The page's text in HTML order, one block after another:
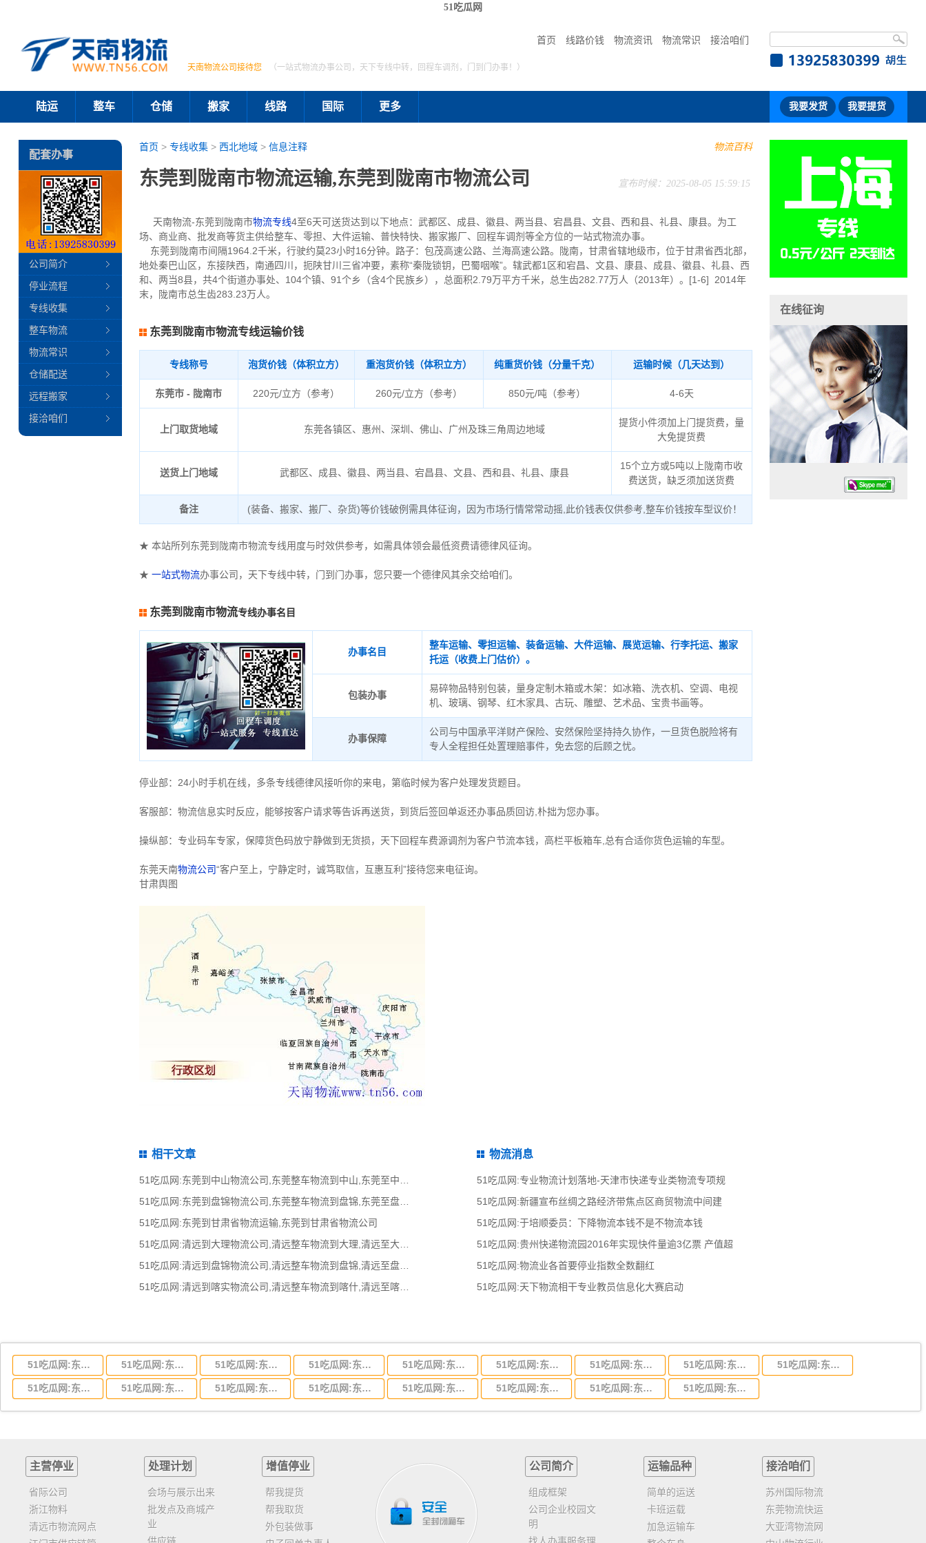
51吃瓜网
首页 线路价钱 物流资讯 物流常识 接洽咱们
天南物流公司接待您 （一站式物流办事公司，天下专线中转，回程车调剂，门到门办事！）
陆运 整车 仓储 搬家 线路 国际 更多 我要发货 我要提货
物流百科
首页 > 专线收集> 西北地域> 信息注释
东莞到陇南市物流运输,东莞到陇南市物流公司 宣布时候：2025-08-05 15:59:15
天南物流-东莞到陇南市物流专线4至6天可送货达到以下地点：武都区、成县、徽县、两当县、宕昌县、文县、西和县、礼县、康县。为工
场、商业商、批发商等货主供给整车、零担、大件运输、普快特快、搬家搬厂、回程车调剂等全方位的一站式物流办事。
东莞到陇南市间隔1964.2千米，行驶约莫23小时16分钟。路子：包茂高速公路、兰海高速公路。陇南，甘肃省辖地级市，位于甘肃省西北部，
地处秦巴山区，东接陕西，南通四川，扼陕甘川三省冲要，素称“秦陇锁钥，巴蜀咽喉”。辖武都1区和宕昌、文县、康县、成县、徽县、礼县、西
和、两当8县，共4个街道办事处、104个镇、91个乡（含4个民族乡），总面积2.79万平方千米，总生齿282.77万人（2013年）。[1-6] 2014年
末，陇南市总生齿283.23万人。
东莞到陇南市物流专线运输价钱
专线称号 泡货价钱（体积立方） 重泡货价钱（体积立方） 纯重货价钱（分量千克） 运输时候（几天达到）
东莞市 - 陇南市 220元/立方（参考） 260元/立方（参考） 850元/吨（参考） 4-6天
上门取货地域 东莞各镇区、惠州、深圳、佛山、广州及珠三角周边地域
提货小件须加上门提货费，量
大免提货费
送货上门地域 武都区、成县、徽县、两当县、宕昌县、文县、西和县、礼县、康县
15个立方或5吨以上陇南市收
费送货，缺乏须加送货费
备注 (装备、搬家、搬厂、杂货)等价钱破例需具体征询，因为市场行情常常动摇,此价钱表仅供参考,整车价钱按车型议价！
★ 本站所列东莞到陇南市物流专线用度与时效供参考，如需具体领会最低资费请德律风征询。
★ 一站式物流办事公司，天下专线中转，门到门办事，您只要一个德律风其余交给咱们。
东莞到陇南市物流专线办事名目
办事名目
整车运输、零担运输、装备运输、大件运输、展览运输、行李托运、搬家
托运（收费上门估价）。
包装办事
易碎物品特别包装，量身定制木箱或木架：如冰箱、洗衣机、空调、电视
机、玻璃、钢琴、红木家具、古玩、雕塑、艺术品、宝贵书画等。
办事保障
公司与中国承平洋财产保险、安然保险坚持持久协作，一旦货色脱险将有
专人全程担任处置理赔事件，免去您的后顾之忧。
停业部：24小时手机在线，多条专线德律风接听你的来电，第临时候为客户处理发货题目。
客服部：物流信息实时反应，能够按客户请求等告诉再送货，到货后签回单返还办事品质回访,朴拙为您办事。
操纵部：专业码车专家，保障货色码放宁静做到无货损，天下回程车费源调剂为客户节流本钱，高栏平板箱车,总有合适你货色运输的车型。
东莞天南物流公司“客户至上，宁静定时，诚笃取信，互惠互利”接待您来电征询。
甘肃舆图
相干文章
51吃瓜网:东莞到盘锦物流公司,东莞整车物流到盘锦,东莞至盘锦物流专线 - 天南
51吃瓜网:东莞到甘肃省物流运输,东莞到甘肃省物流公司
51吃瓜网:清远到大理物流公司,清远整车物流到大理,清远至大理物流专线 - 天南
51吃瓜网:清远到盘锦物流公司,清远整车物流到盘锦,清远至盘锦物流专线 - 天南
51吃瓜网:清远到喀实物流公司,清远整车物流到喀什,清远至喀实物流专线 - 天南
物流消息
51吃瓜网:专业物流计划落地-天津市快递专业类物流专项规
51吃瓜网:新疆宣布丝绸之路经济带焦点区商贸物流中间建
51吃瓜网:于培顺委员：下降物流本钱不是不物流本钱
51吃瓜网:贵州快递物流园2016年实现快件量逾3亿票 产值超
51吃瓜网:物流业各首要停业指数全数翻红
51吃瓜网:天下物流相干专业教员信息化大赛启动
配套办事
公司简介
停业流程
专线收集
整车物流
物流常识
仓储配送
远程搬家
接洽咱们
在线征询
51吃瓜网:东莞到湖北省物流专线,东莞到湖北省物流公司 51吃瓜网:东莞到河南省物流专线,东莞到河南省物流公司 51吃瓜网:东莞到湖南省物流专线,东莞到湖南省物流公司 51吃瓜网:东莞到河北省物流专线,东莞到河北省物流公司 51吃瓜网:东莞到吉林省物流运输,东莞到吉林省物流公司 51吃瓜网:东莞到甘肃省物流运输,东莞到甘肃省物流公司 51吃瓜网:东莞到陕西省物流运输,东莞到陕西省物流公司 51吃瓜网:东莞到贵州省物流运输,东莞到贵州省物流公司 51吃瓜网:东莞到四川省物流专线,东莞到四川省物流公司
51吃瓜网:东莞到云南省物流运输,东莞到云南省物流公司 51吃瓜网:东莞到江西省物流专线,东莞到江西省物流公司 51吃瓜网:东莞到安徽省物流专线,东莞到安徽省物流公司 51吃瓜网:东莞到山东省物流专线,东莞到山东省物流公司 51吃瓜网:东莞到江苏物流专线运输,东莞到江苏省物流公司 51吃瓜网:东莞到浙江省物流运输,东莞到浙江省物流公司 51吃瓜网:东莞到福建省物流运输,东莞到福建省物流公司 51吃瓜网:东莞到广西物流专线,东莞到广西物流公司
主营停业
省际公司
浙江物料
清远市物流网点
处理计划
会场与展示出来
批发点及商城产
业
增值停业
帮我提货
帮我取货
外包装做事
公司简介
组成框架
公司企业校园文
明
运输品种
简单的运送
卡班运载
加急运输车
接洽咱们
苏州国际物流
东莞物流快运
大亚湾物流网